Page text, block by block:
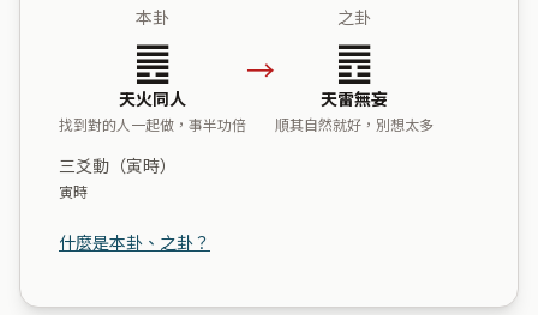
本卦
䷌
天火同人
找到對的人一起做，事半功倍
→
之卦
䷘
天雷無妄
順其自然就好，別想太多
三爻動（寅時）
寅時
什麼是本卦、之卦？